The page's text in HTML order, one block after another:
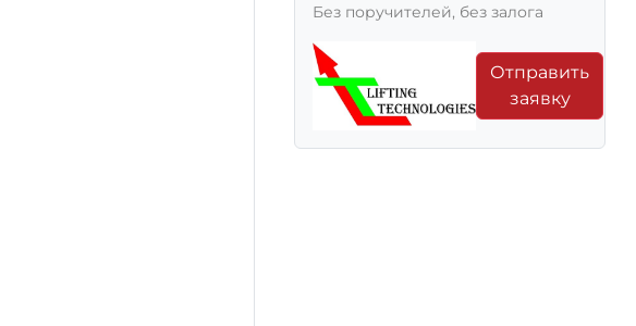
Без поручителей, без залога
Отправить
заявку